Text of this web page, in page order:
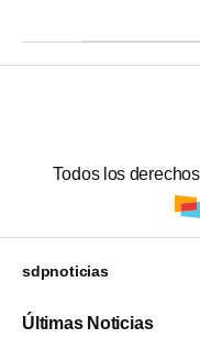
Todos los
sdpnoticias
Últimas Noticias